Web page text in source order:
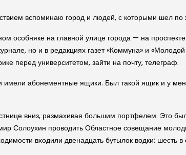
вспоминаю город и людей, с которыми шел
особняке на главной улице города — на
но и в редакциях газет «Коммуна» и
перед университетом, зайти на почту, телеграф.
имели абонементные ящики. Был такой ящик и у
вниз, размахивая большим портфелем. Это
Солоухин проводить Областное совещание
входили двенадцать бутылок водки: шесть